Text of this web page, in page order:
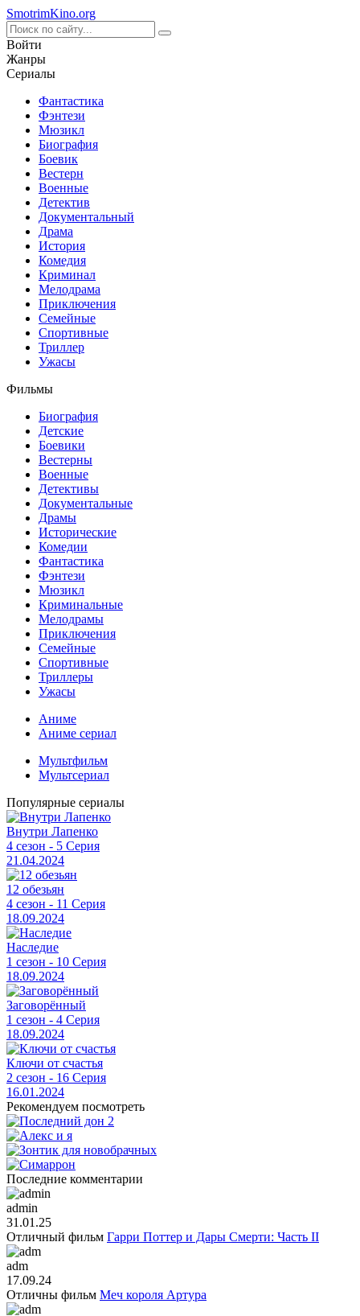
SmotrimKino.org
Войти
Жанры
Сериалы
Фантастика
Фэнтези
Мюзикл
Биография
Боевик
Вестерн
Военные
Детектив
Документальный
Драма
История
Комедия
Криминал
Мелодрама
Приключения
Семейные
Спортивные
Триллер
Ужасы
Фильмы
Биография
Детские
Боевики
Вестерны
Военные
Детективы
Документальные
Драмы
Исторические
Комедии
Фантастика
Фэнтези
Мюзикл
Криминальные
Мелодрамы
Приключения
Семейные
Спортивные
Триллеры
Ужасы
Аниме
Аниме сериал
Мультфильм
Мультсериал
Популярные сериалы
Внутри Лапенко
4 сезон - 5 Серия
21.04.2024
12 обезьян
4 сезон - 11 Серия
18.09.2024
Наследие
1 сезон - 10 Серия
18.09.2024
Заговорённый
1 сезон - 4 Серия
18.09.2024
Ключи от счастья
2 сезон - 16 Серия
16.01.2024
Рекомендуем посмотреть
Последние комментарии
admin
31.01.25
Отличный фильм Гарри Поттер и Дары Смерти: Часть II
adm
17.09.24
Отличны фильм Меч короля Артура